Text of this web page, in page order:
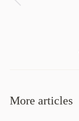
More articles